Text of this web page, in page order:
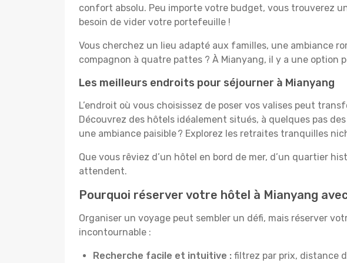
confort absolu. Peu importe votre budget, vous trouverez
besoin de vider votre portefeuille !
Vous cherchez un lieu adapté aux familles, une ambiance
compagnon à quatre pattes ? À Mianyang, il y a une option
Les meilleurs endroits pour séjourner à Mianyang
L’endroit où vous choisissez de poser vos valises peut
Découvrez des hôtels idéalement situés, à quelques pas
une ambiance paisible ? Explorez les retraites tranquilles
Que vous rêviez d’un hôtel en bord de mer, d’un quartier
attendent.
Pourquoi réserver votre hôtel à Mianyang
Organiser un voyage peut sembler un défi, mais réserver
incontournable :
Recherche facile et intuitive : filtrez par prix, distance